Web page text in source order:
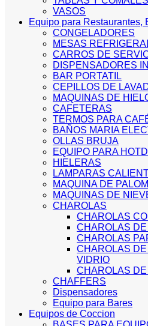
VASOS
Equipo para Restaurantes,
CONGELADORES
MESAS
CARROS DE
DISPENSADORES
BAR PORTATIL
CEPILLOS DE
MAQUINAS DE
CAFETERAS
TERMOS PARA
BAÑOS MARIA
OLLAS BRUJA
EQUIPO PARA
HIELERAS
LAMPARAS
MAQUINA DE
MAQUINAS DE
CHAROLAS
CHAROLAS
CHAROLAS
CHAROLAS
CHAROLAS
VIDRIO
CHAROLAS
CHAFFERS
Dispensadores
Equipo para Bares
Equipos de Coccion